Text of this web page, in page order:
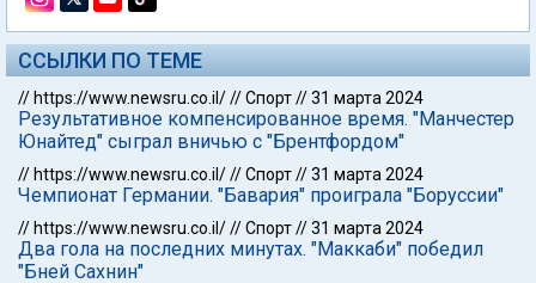
ССЫЛКИ ПО ТЕМЕ
// https://www.newsru.co.il///Спорт//31 марта 2024
Результативное компенсированное время. "Манчестер
Юнайтед" сыграл вничью с "Брентфордом"
// https://www.newsru.co.il///Спорт//31 марта 2024
Чемпионат Германии. "Бавария" проиграла "Боруссии"
// https://www.newsru.co.il///Спорт//31 марта 2024
Два гола на последних минутах. "Маккаби" победил
"Бней Сахнин"